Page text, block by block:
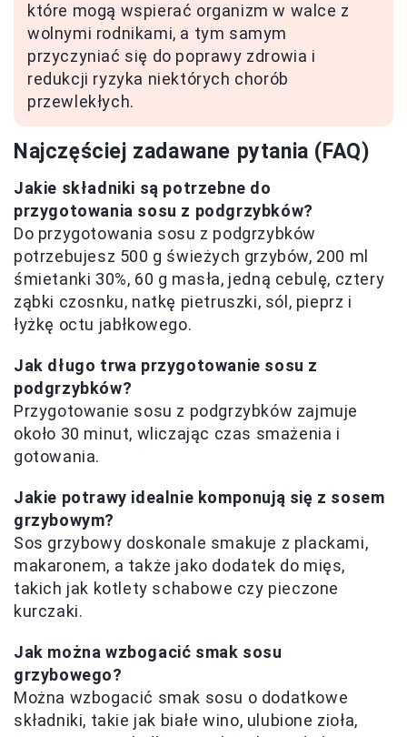
które mogą wspierać organizm w walce z
wolnymi rodnikami, a tym samym
przyczyniać się do poprawy zdrowia i
redukcji ryzyka niektórych chorób
przewlekłych.
Najczęściej zadawane pytania (FAQ)
Jakie składniki są potrzebne do
przygotowania sosu z podgrzybków?
Do przygotowania sosu z podgrzybków
potrzebujesz 500 g świeżych grzybów, 200 ml
śmietanki 30%, 60 g masła, jedną cebulę, cztery
ząbki czosnku, natkę pietruszki, sól, pieprz i
łyżkę octu jabłkowego.
Jak długo trwa przygotowanie sosu z
podgrzybków?
Przygotowanie sosu z podgrzybków zajmuje
około 30 minut, wliczając czas smażenia i
gotowania.
Jakie potrawy idealnie komponują się z sosem
grzybowym?
Sos grzybowy doskonale smakuje z plackami,
makaronem, a także jako dodatek do mięs,
takich jak kotlety schabowe czy pieczone
kurczaki.
Jak można wzbogacić smak sosu
grzybowego?
Można wzbogacić smak sosu o dodatkowe
składniki, takie jak białe wino, ulubione zioła,